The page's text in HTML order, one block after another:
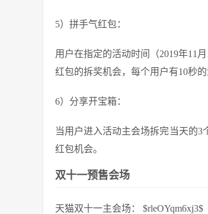
5）拼手气红包：
用户在指定的活动时间（2019年11
红包的拆奖机会，每个用户有10秒的
6）分享开宝箱：
当用户进入活动主会场拆完当天的
红包机会。
双十一预售会场
天猫双十一主会场： $rleOYqm6xj3$